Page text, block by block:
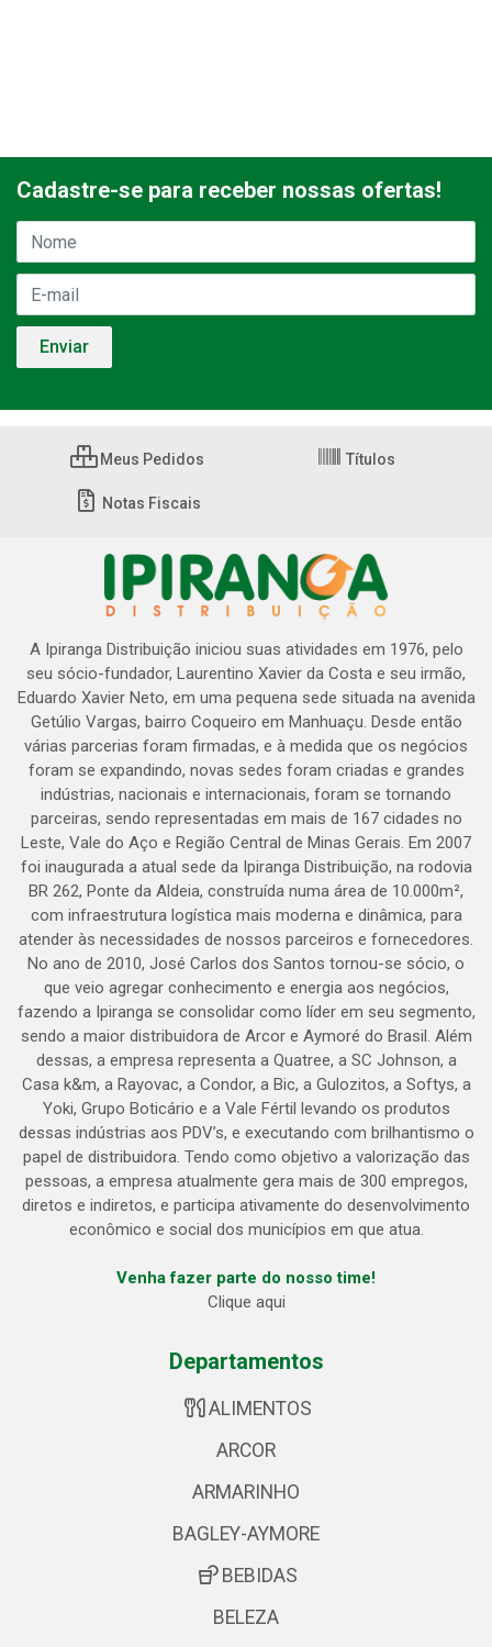
Cadastre-se para receber nossas ofertas!
Meus Pedidos Títulos
Notas Fiscais
A Ipiranga Distribuição iniciou suas atividades em 1976, pelo
seu sócio-fundador, Laurentino Xavier da Costa e seu irmão,
Eduardo Xavier Neto, em uma pequena sede situada na avenida
Getúlio Vargas, bairro Coqueiro em Manhuaçu. Desde então
várias parcerias foram firmadas, e à medida que os negócios
foram se expandindo, novas sedes foram criadas e grandes
indústrias, nacionais e internacionais, foram se tornando
parceiras, sendo representadas em mais de 167 cidades no
Leste, Vale do Aço e Região Central de Minas Gerais. Em 2007
foi inaugurada a atual sede da Ipiranga Distribuição, na rodovia
BR 262, Ponte da Aldeia, construída numa área de 10.000m²,
com infraestrutura logística mais moderna e dinâmica, para
atender às necessidades de nossos parceiros e fornecedores.
No ano de 2010, José Carlos dos Santos tornou-se sócio, o
que veio agregar conhecimento e energia aos negócios,
fazendo a Ipiranga se consolidar como líder em seu segmento,
sendo a maior distribuidora de Arcor e Aymoré do Brasil. Além
dessas, a empresa representa a Quatree, a SC Johnson, a
Casa k&m, a Rayovac, a Condor, a Bic, a Gulozitos, a Softys, a
Yoki, Grupo Boticário e a Vale Fértil levando os produtos
dessas indústrias aos PDV’s, e executando com brilhantismo o
papel de distribuidora. Tendo como objetivo a valorização das
pessoas, a empresa atualmente gera mais de 300 empregos,
diretos e indiretos, e participa ativamente do desenvolvimento
econômico e social dos municípios em que atua.
Venha fazer parte do nosso time!
Clique aqui
Departamentos
ALIMENTOS
ARCOR
ARMARINHO
BAGLEY-AYMORE
BEBIDAS
BELEZA